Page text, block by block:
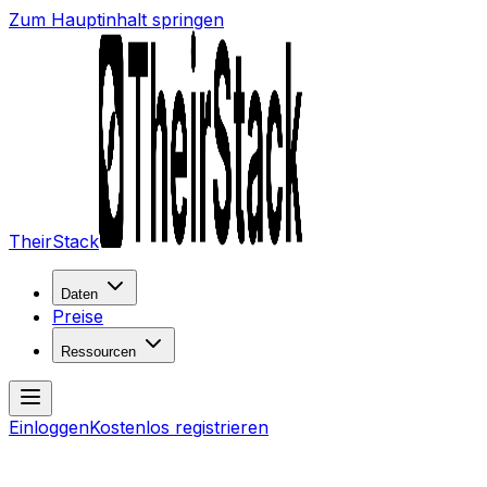
Zum Hauptinhalt springen
TheirStack
Daten
Preise
Ressourcen
EinloggenKostenlos registrieren